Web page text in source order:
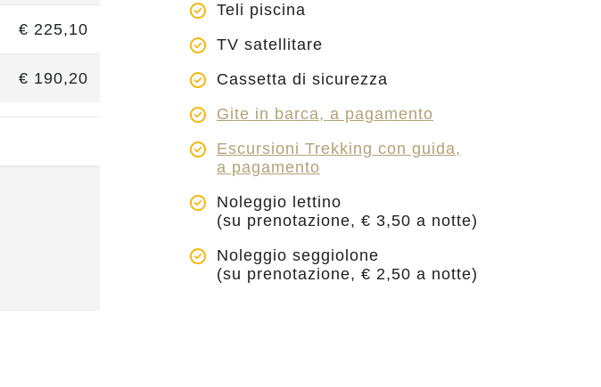
€ 225,10
€ 190,20
Teli piscina
TV satellitare
Cassetta di sicurezza
Gite in barca, a pagamento
Escursioni Trekking con guida,
a pagamento
Noleggio lettino
(su prenotazione, € 3,50 a notte)
Noleggio seggiolone
(su prenotazione, € 2,50 a notte)